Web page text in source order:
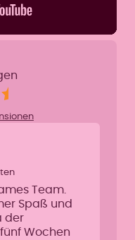
Team.
Spaß und
der
Wochen